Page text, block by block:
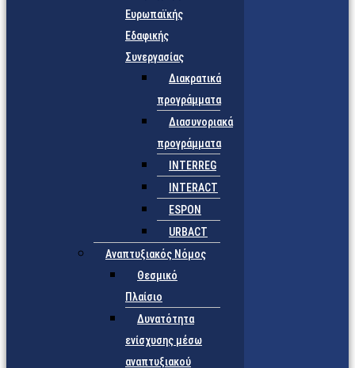
Ευρωπαϊκής
Εδαφικής
Συνεργασίας
Διακρατικά
προγράμματα
Διασυνοριακά
προγράμματα
INTERREG
INTERACT
ESPON
URBACT
Αναπτυξιακός Νόμος
Θεσμικό
Πλαίσιο
Δυνατότητα
ενίσχυσης μέσω
αναπτυξιακού